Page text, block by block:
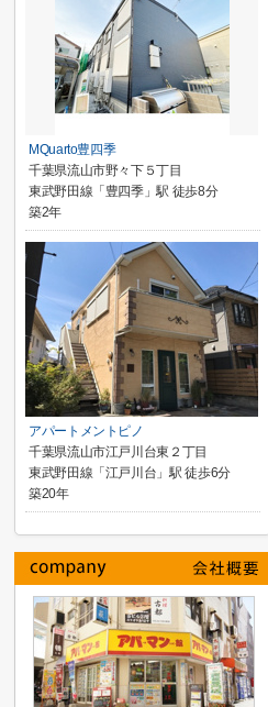
MQuarto豊四季
千葉県流山市野々下５丁目
東武野田線「豊四季」駅 徒歩8分
築2年
アパートメントピノ
千葉県流山市江戸川台東２丁目
東武野田線「江戸川台」駅 徒歩6分
築20年